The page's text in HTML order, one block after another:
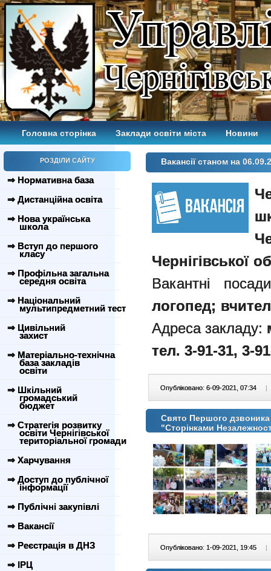
Головна сторінка Заклади освіти міста Новини
РОЗДІЛИ САЙТУ
⇒ Нормативна база
⇒ Дистанційна освіта
⇒ Нова українська
школа
⇒ Вступ до першого
класу
⇒ Профільна загальна
середня освіта
⇒ Національний
мультипредметний тест
⇒ Цивільний
захист
⇒ Матеріально-технічна
база закладів
освіти
⇒ Шкільний
громадський
бюджет
⇒ Стратегія розвитку
освіти Чернігівської
територіальної громади
⇒ Харчування
⇒ Доступ до публічної
інформації
⇒ Публічні закупівлі
⇒ Вакансії
⇒ Реєстрація в ДНЗ
⇒ ІРЦ
Вакансії станом на
Чернігівської
Вакантні
логопед;
Адреса закладу:
тел. 3-91-31, 3-
Опубліковано: 6-09-2021, 07:34 |
Свято Першого дзвоника
"Сторінками
Опубліковано: 1-09-2021, 19:45 |